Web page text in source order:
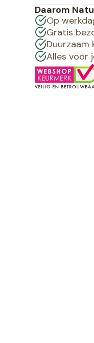
Daarom
Op
Gratis
Duurzaam
Alles voor